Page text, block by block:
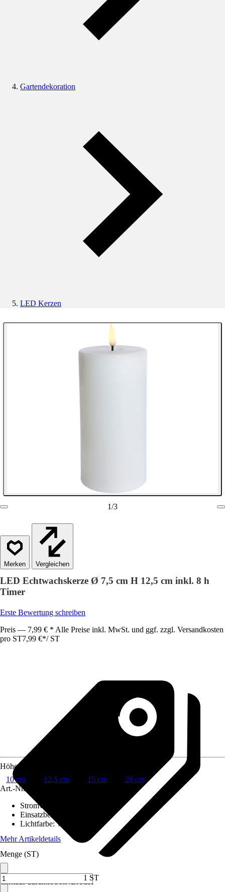
Gartendekoration
LED Kerzen
1/3
Vergleichen
LED Echtwachskerze Ø 7,5 cm H 12,5 cm inkl. 8 h
Timer
Erste Bewertung schreiben
Preis — 7,99 € * Alle Preise inkl. MwSt. und ggf. zzgl. Versandkosten
pro ST7,99 €*/ ST
Verkauf durch:HORNBACH
Höhe
10 cm
12,5 cm 15 cm
20 cm
Art.-Nr.
Stromversorgung
Einsatzbereich
Lichtfarbe:Warmweiß
Mehr Artikeldetails
Menge (ST)
1 ST